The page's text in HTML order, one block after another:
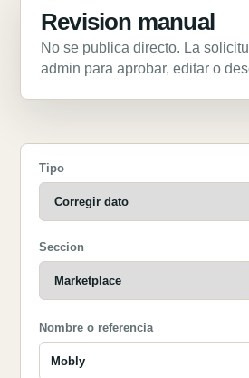
Revision manual
No se publica directo. La
admin para aprobar, editar o
Tipo
Seccion
Nombre o referencia